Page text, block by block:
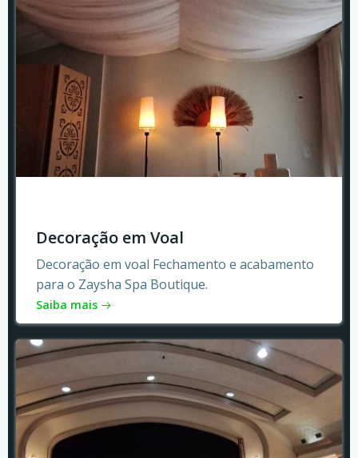
Decoração em Voal
Decoração em voal Fechamento e acabamento
para o Zaysha Spa Boutique.
Saiba mais